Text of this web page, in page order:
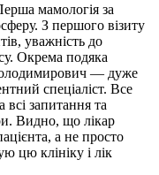
мамологія за
З першого візиту
уважність до
Окрема подяка
— дуже
спеціаліст. Все
всі запитання та
Видно, що лікар
а не просто
цю клініку і лік